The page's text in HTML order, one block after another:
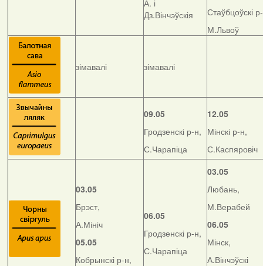
А. і
Дз.Вінчэўскія
Стаўбцоўскі
М.Львоў
зімавалі зімавалі
09.05
Гродзенскі р-н,
С.Чарапіца
12.05
Мінскі р-н,
С.Каспяровіч
03.05
Брэст,
А.Мініч
05.05
Кобрынскі р-н,
06.05
Гродзенскі р-н,
С.Чарапіца
03.05
Любань,
М.Верабей
06.05
Мінск,
А.Вінчэўскі